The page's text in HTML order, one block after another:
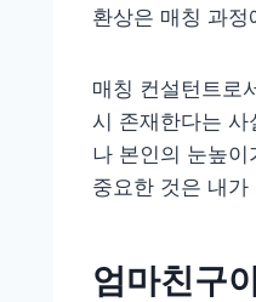
환상은 매칭 과
매칭 컨설턴트로
시 존재한다는 사
나 본인의 눈높
중요한 것은 내
엄마친구